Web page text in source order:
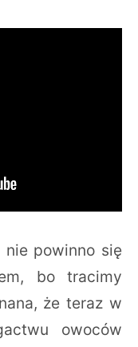
nie powinno się
bo tracimy
że teraz w
owoców